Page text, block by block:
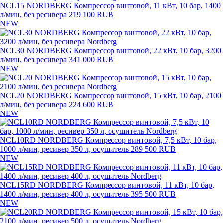
NCL15 NORDBERG Компрессор винтовой, 11 кВт, 10 бар, 1400
л/мин, без ресивера 219 100 RUB
NEW
NCL30 NORDBERG Компрессор винтовой, 22 кВт, 10 бар, 3200
л/мин, без ресивера 341 000 RUB
NEW
NCL20 NORDBERG Компрессор винтовой, 15 кВт, 10 бар, 2100
л/мин, без ресивера 224 600 RUB
NEW
NCL10RD NORDBERG Компрессор винтовой, 7,5 кВт, 10 бар,
1000 л/мин, ресивер 350 л, осушитель 289 500 RUB
NEW
NCL15RD NORDBERG Компрессор винтовой, 11 кВт, 10 бар,
1400 л/мин, ресивер 400 л, осушитель 395 500 RUB
NEW